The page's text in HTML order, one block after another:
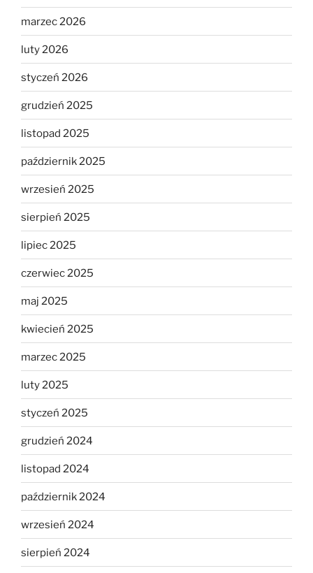
marzec 2026
luty 2026
styczeń 2026
grudzień 2025
listopad 2025
październik 2025
wrzesień 2025
sierpień 2025
lipiec 2025
czerwiec 2025
maj 2025
kwiecień 2025
marzec 2025
luty 2025
styczeń 2025
grudzień 2024
listopad 2024
październik 2024
wrzesień 2024
sierpień 2024